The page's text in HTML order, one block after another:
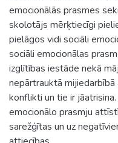
emocionālās prasmes
skolotājs mērķtiecīgi
pielāgos vidi sociāli
sociāli emocionālas
izglītības iestāde nekā
nepārtrauktā
konflikti un tie ir
emocionālo prasmju
sarežģītas un uz